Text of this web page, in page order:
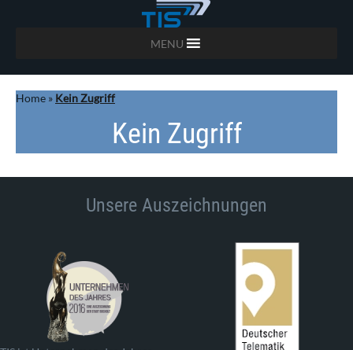
MENU
Home » Kein Zugriff
Kein Zugriff
Unsere Auszeichnungen